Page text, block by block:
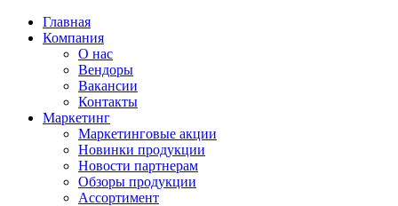
Главная
Компания
О нас
Вендоры
Вакансии
Контакты
Маркетинг
Маркетинговые акции
Новинки продукции
Новости партнерам
Обзоры продукции
Ассортимент